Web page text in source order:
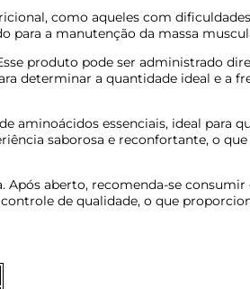
como aqueles com
para a manutenção da massa
produto pode ser administrado
determinar a quantidade ideal e a
essenciais, ideal para
saborosa e reconfortante, o
aberto, recomenda-se
de qualidade, o que